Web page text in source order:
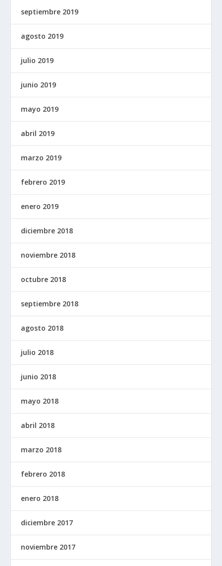
septiembre 2019
agosto 2019
julio 2019
junio 2019
mayo 2019
abril 2019
marzo 2019
febrero 2019
enero 2019
diciembre 2018
noviembre 2018
octubre 2018
septiembre 2018
agosto 2018
julio 2018
junio 2018
mayo 2018
abril 2018
marzo 2018
febrero 2018
enero 2018
diciembre 2017
noviembre 2017